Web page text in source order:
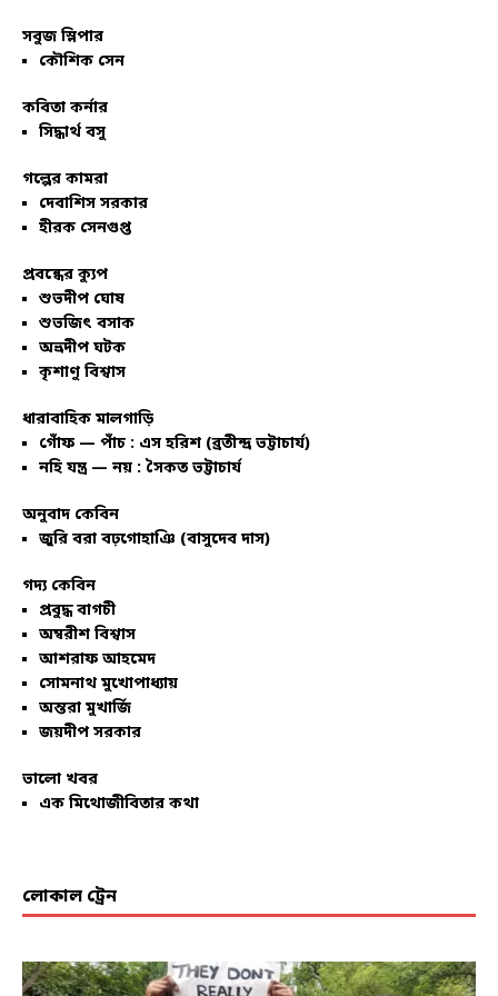
সবুজ স্লিপার
কৌশিক সেন
কবিতা কর্নার
সিদ্ধার্থ বসু
গল্পের কামরা
দেবাশিস সরকার
হীরক সেনগুপ্ত
প্রবন্ধের ক্যুপ
শুভদীপ ঘোষ
শুভজিৎ বসাক
অভ্রদীপ ঘটক
কৃশাণু বিশ্বাস
ধারাবাহিক মালগাড়ি
গোঁফ — পাঁচ : এস হরিশ (ব্রতীন্দ্র ভট্টাচার্য)
নহি যন্ত্র — নয় : সৈকত ভট্টাচার্য
অনুবাদ কেবিন
জুরি বরা বঢ়গোহাঞি (বাসুদেব দাস)
গদ্য কেবিন
প্রবুদ্ধ বাগচী
অম্বরীশ বিশ্বাস
আশরাফ আহমেদ
সোমনাথ মুখোপাধ্যায়
অন্তরা মুখার্জি
জয়দীপ সরকার
ভালো খবর
এক মিথোজীবিতার কথা
লোকাল ট্রেন